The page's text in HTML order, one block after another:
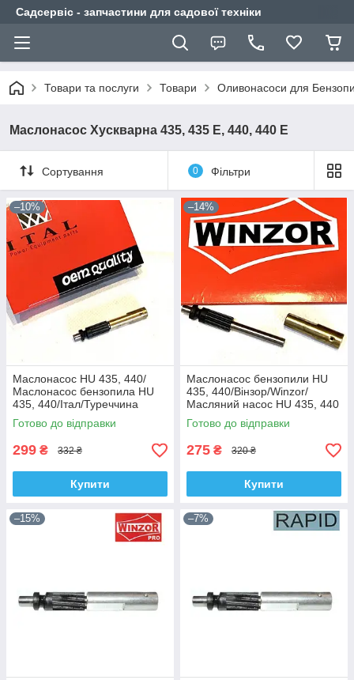
Садсервіс - запчастини для садової техніки
Товари та послуги Товари Оливонасоси для
Маслонасос Хускварна 435, 435 E, 440, 440 E
Сортування 0 Фільтри
–10%
Маслонасос HU 435, 440/
Маслонасос бензопила HU
435, 440/Італ/Туреччина
Готово до відправки
299 ₴ 332 ₴
Купити
–14%
Маслонасос бензопили HU
435, 440/Вінзор/Winzor/
Масляний насос HU 435, 440
Готово до відправки
275 ₴ 320 ₴
Купити
–15% –7%